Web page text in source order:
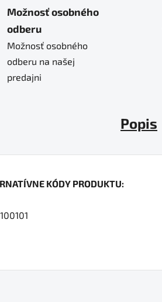
Možnosť osobného
odberu
Možnosť osobného
odberu na našej
predajni
Popis
KÓDY PRODUKTU: